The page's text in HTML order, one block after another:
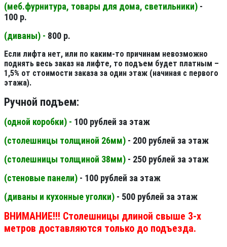
(меб.фурнитура, товары для дома, светильники) -
100 р.
(диваны) - 800 р.
Если лифта нет, или по каким-то причинам невозможно
поднять весь заказ на лифте, то подъем будет платным –
1,5% от стоимости заказа за один этаж (начиная с первого
этажа).
Ручной подъем:
(одной коробки) - 100 рублей за этаж
(столешницы толщиной 26мм) - 200 рублей за этаж
(столешницы толщиной 38мм) - 250 рублей за этаж
(стеновые панели) - 100 рублей за этаж
(диваны и кухонные уголки) - 500 рублей за этаж
ВНИМАНИЕ!!! Столешницы длиной свыше 3-х
метров доставляются только до подъезда.